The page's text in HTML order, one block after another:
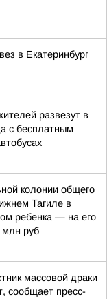
в Екатеринбург
развезут в
с бесплатным
колонии общего
Тагиле в
ребенка — на его
млн руб
массовой драки
сообщает пресс-